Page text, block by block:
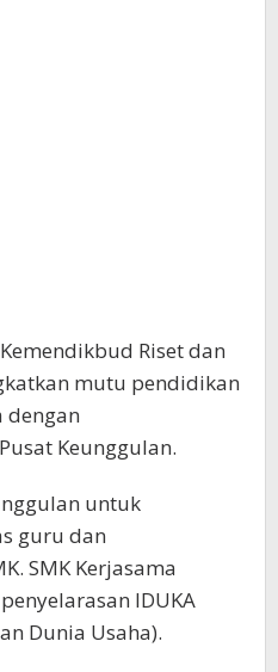
Riset dan
mutu pendidikan
dengan
Keunggulan.
untuk
guru dan
SMK Kerjasama
IDUKA
Dunia Usaha).